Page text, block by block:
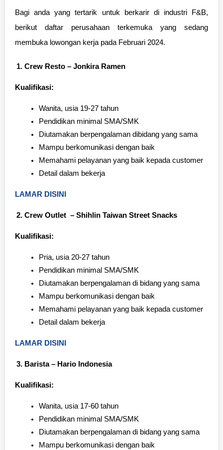
Bagi anda yang tertarik untuk berkarir di industri F&B,
berikut daftar perusahaan terkemuka yang sedang
membuka lowongan kerja pada Februari 2024.
Crew Resto – Jonkira Ramen
Kualifikasi:
Wanita, usia 19-27 tahun
Pendidikan minimal SMA/SMK
Diutamakan berpengalaman dibidang yang sama
Mampu berkomunikasi dengan baik
Memahami pelayanan yang baik kepada customer
Detail dalam bekerja
LAMAR DISINI
Crew Outlet – Shihlin Taiwan Street Snacks
Kualifikasi:
Pria, usia 20-27 tahun
Pendidikan minimal SMA/SMK
Diutamakan berpengalaman di bidang yang sama
Mampu berkomunikasi dengan baik
Memahami pelayanan yang baik kepada customer
Detail dalam bekerja
LAMAR DISINI
Barista – Hario Indonesia
Kualifikasi:
Wanita, usia 17-60 tahun
Pendidikan minimal SMA/SMK
Diutamakan berpengalaman di bidang yang sama
Mampu berkomunikasi dengan baik